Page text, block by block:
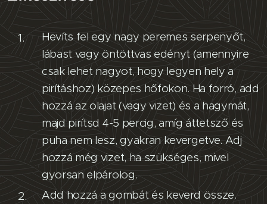
Hevíts fel egy nagy peremes serpenyőt,
lábast vagy öntöttvas edényt (amennyire
csak lehet nagyot, hogy legyen hely a
pirításhoz) közepes hőfokon. Ha forró, add
hozzá az olajat (vagy vizet) és a hagymát,
majd pirítsd 4-5 percig, amíg áttetsző és
puha nem lesz, gyakran kevergetve. Adj
hozzá még vizet, ha szükséges, mivel
gyorsan elpárolog.
Add hozzá a gombát és keverd össze.